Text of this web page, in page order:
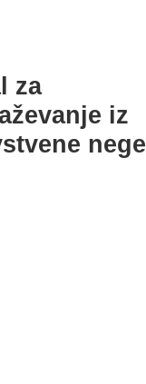
za
iz
nege